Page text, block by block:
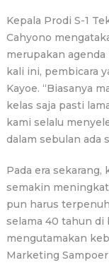
Kepala Prodi S-1
Cahyono
merupakan
kali ini, pembicara
Kayoe. “Biasanya
kelas saja pasti
kami selalu
dalam sebulan ada
Pada era
semakin
pun harus
selama 40 tahun di
mengutamakan
Marketing